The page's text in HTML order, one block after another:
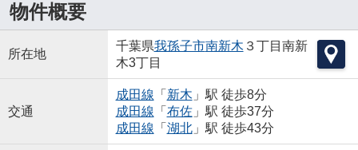
物件概要
所在地
千葉県我孫子市南新木 ３丁目南新
木3丁目
交通
成田線 「 新木 」駅 徒歩8分
成田線 「 布佐」駅 徒歩37分
成田線 「 湖北」駅 徒歩43分